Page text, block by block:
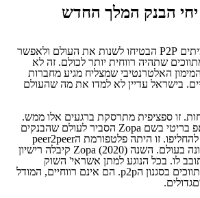
פלטפורמות מימון העמיתים P2P הבטיחו לשנות את העולם ולאפשר
שתהיה רווחית יותר לכולם. זה לא
האלטרנטיבי שמצליח מגיע מחברות
בישראל עדיין לא למדו את מה שהעולם
זו ספציפית מתרסקת ברגעים אלו ממש.
בשנת 2005 סטארט אפ בריטי בשם Zopa הסביר לעולם שהבנקים
הם מתווך מיושן וצריך להחליפו. זו היתה פלטפורמת הpeer2peer
(מימון עמיתים) הראשונה בעולם. השנה (2020) Zopa קיבלה רישיון
לו. בכל הנוגע למתן אשראי' השוק
מאותת שאין מקום למתווכים בסגנון הp2p. הם אינם רווחיים, המודל